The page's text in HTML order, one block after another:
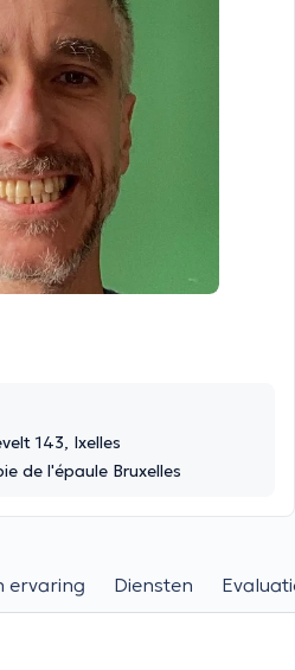
143, Ixelles
de l'épaule Bruxelles
ervaring Diensten